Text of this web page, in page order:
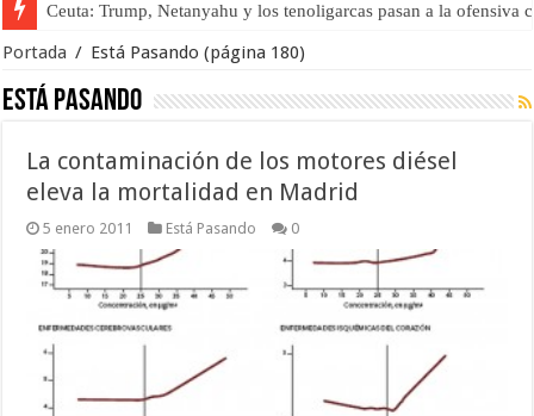
Ceuta: Trump, Netanyahu y los tenoligarcas pasan a la ofensiva
Portada / Está Pasando (página 180)
Está Pasando
La contaminación de los motores diésel
eleva la mortalidad en Madrid
5 enero 2011 Está Pasando 0